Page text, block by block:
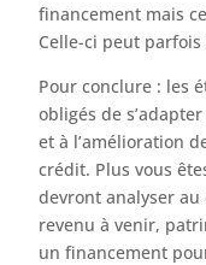
financement mais
Celle-ci peut parfois
Pour conclure : les
obligés de
et à l’amélioration
crédit. Plus vous
devront analyser au
revenu à venir,
un financement